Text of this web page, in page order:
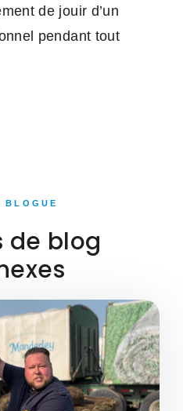
de jouir d’un
pendant tout
BLOGUE
de blog